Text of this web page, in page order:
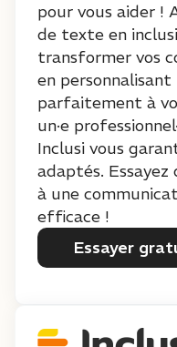
pour vous aider !
de texte en
transformer vos
en
parfaitement à
un·e
Inclusi vous
adaptés.
à une
efficace !
Essayer